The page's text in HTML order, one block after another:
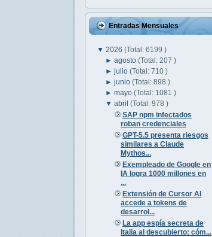
Entradas Mensuales
▼ 2026 (Total: 6199 )
►agosto(Total: 207 )
►julio(Total: 710 )
►junio(Total: 898 )
►mayo(Total: 1081 )
▼abril(Total: 978 )
SAP npm infectados
roban credenciales
GPT-5.5 presenta riesgos
similares a Claude
Mythos...
Exempleado de Google en
IA logra 1000 millones en
...
Extensión de Cursor AI
accede a tokens de
desarrol...
La app espía secreta de
Italia al descubierto: cóm...